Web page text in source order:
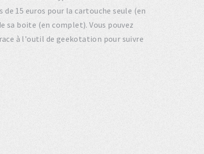
de 15 euros pour la cartouche seule (en
sa boite (en complet). Vous pouvez
à l'outil de geekotation pour suivre